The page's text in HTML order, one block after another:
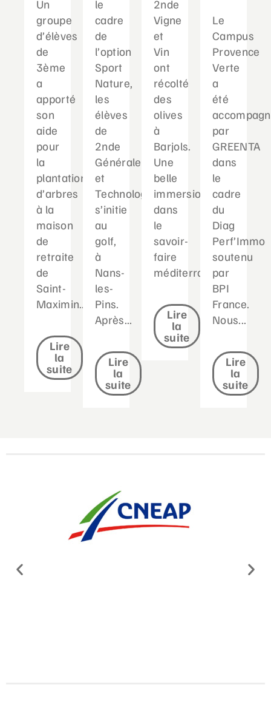
Un
groupe
d’élèves
de
3ème
a
apporté
son
aide
pour
la
plantation
d’arbres
à la
maison
de
retraite
de
Saint-
Maximin....
Lire
la
suite
le
cadre
de
l’option
Sport
Nature,
les
élèves
de
2nde
Générale
et
Technologique
s’initie
au
golf,
à
Nans-
les-
Pins.
Après...
Lire
la
suite
2nde
Vigne
et
Vin
ont
récolté
des
olives
à
Barjols.
Une
belle
immersion
dans
le
savoir-
faire
méditerranéen...
Lire
la
suite
Le
Campus
Provence
Verte
a
été
par
GREENTA
dans
le
cadre
du
Diag
Perf’Immo
soutenu
par
BPI
France.
Nous...
Lire
la
suite